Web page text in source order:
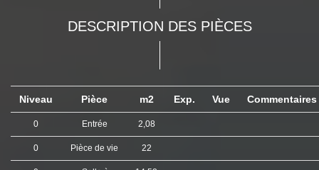
DESCRIPTION DES PIÈCES
Niveau Pièce m2 Exp. Vue Commentaires
0 Entrée 2,08
0 Pièce de vie 22